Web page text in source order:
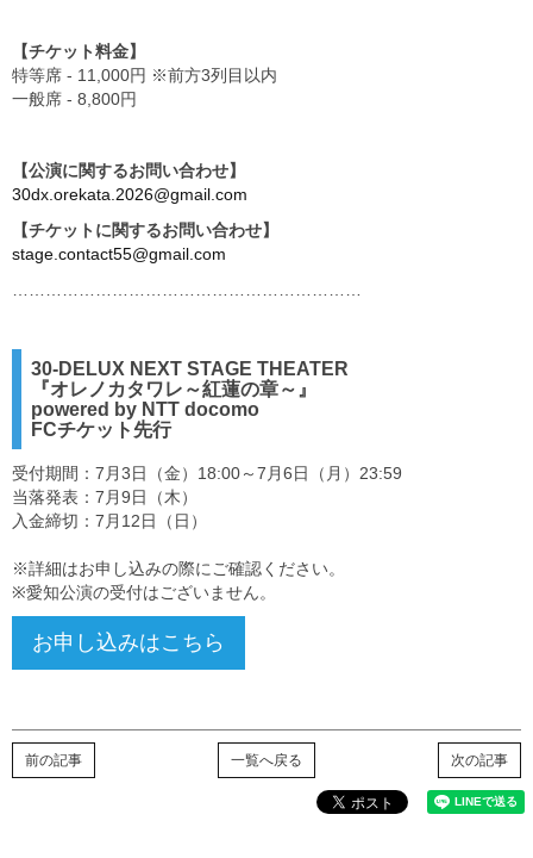
【チケット料金】
特等席 - 11,000円 ※前方3列目以内
一般席 - 8,800円
【公演に関するお問い合わせ】
30dx.orekata.2026@gmail.com
【チケットに関するお問い合わせ】
stage.contact55@gmail.com
30-DELUX NEXT STAGE THEATER
『オレノカタワレ～紅蓮の章～』
powered by NTT docomo
FCチケット先行
受付期間：7月3日（金）18:00～7月6日（月）23:59
当落発表：7月9日（木）
入金締切：7月12日（日）
※詳細はお申し込みの際にご確認ください。
※愛知公演の受付はございません。
お申し込みはこちら
次の記事
一覧へ戻る
前の記事